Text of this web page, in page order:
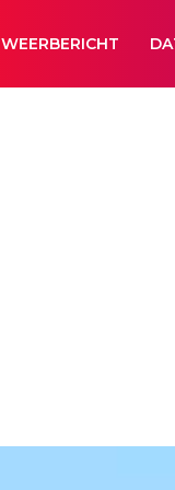
WEERBERICHT